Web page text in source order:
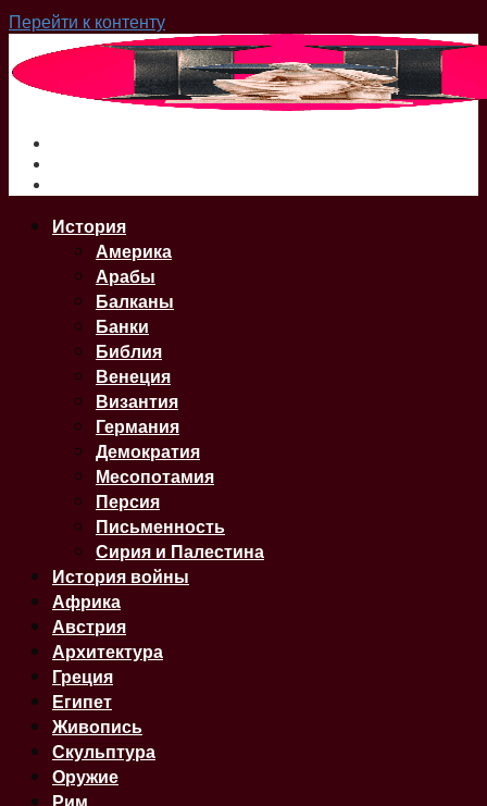
Перейти к контенту
История
Америка
Арабы
Балканы
Банки
Библия
Венеция
Византия
Германия
Демократия
Месопотамия
Персия
Письменность
Сирия и Палестина
История войны
Африка
Австрия
Архитектура
Греция
Египет
Живопись
Скульптура
Оружие